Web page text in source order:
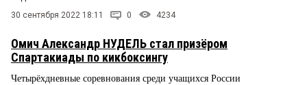
30 сентября 2022 18:11 0 4234
Омич Александр НУДЕЛЬ стал призёром
Спартакиады по кикбоксингу
Четырёхдневные соревнования среди учащихся России